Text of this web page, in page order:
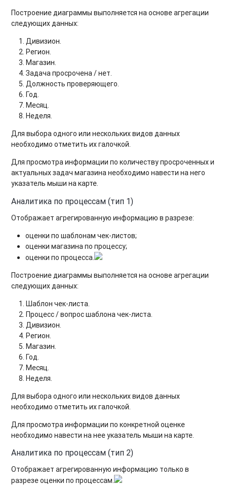
Построение диаграммы выполняется на основе агрегации
следующих данных:
Дивизион.
Регион.
Магазин.
Задача просрочена / нет.
Должность проверяющего.
Год.
Месяц.
Неделя.
Для выбора одного или нескольких видов данных
необходимо отметить их галочкой.
Для просмотра информации по количеству просроченных и
актуальных задач магазина необходимо навести на него
указатель мыши на карте.
Аналитика по процессам (тип 1)
Отображает агрегированную информацию в разрезе:
оценки по шаблонам чек-листов;
оценки магазина по процессу;
оценки по процесса.
Построение диаграммы выполняется на основе агрегации
следующих данных:
Шаблон чек-листа.
Процесс / вопрос шаблона чек-листа.
Дивизион.
Регион.
Магазин.
Год.
Месяц.
Неделя.
Для выбора одного или нескольких видов данных
необходимо отметить их галочкой.
Для просмотра информации по конкретной оценке
необходимо навести на нее указатель мыши на карте.
Аналитика по процессам (тип 2)
Отображает агрегированную информацию только в
разрезе оценки по процессам.